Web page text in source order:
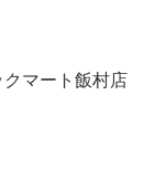
マート飯村店